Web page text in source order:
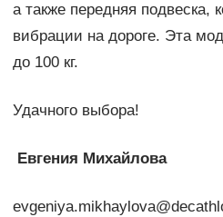
а также передняя подвеска,
вибрации на дороге. Эта
до 100 кг.
Удачного выбора!
Евгения Михайлова